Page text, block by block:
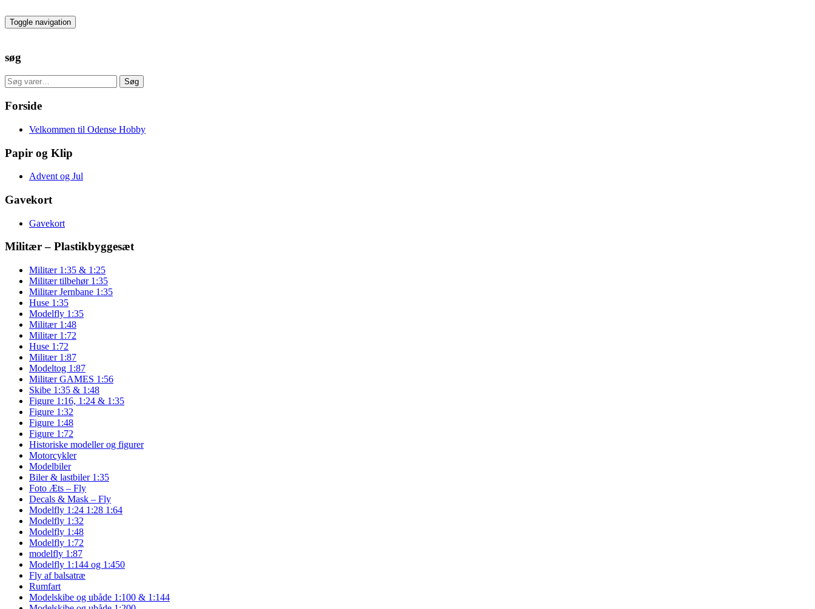
to
the
Toggle navigation
søg
Søg
efter:
Søg
Forside
Velkommen til Odense Hobby
Papir og Klip
Advent og Jul
Gavekort
Gavekort
Militær – Plastikbyggesæt
Militær 1:35 & 1:25
Militær tilbehør 1:35
Militær Jernbane 1:35
Huse 1:35
Modelfly 1:35
Militær 1:48
Militær 1:72
Huse 1:72
Militær 1:87
Modeltog 1:87
Militær GAMES 1:56
Skibe 1:35 & 1:48
Figure 1:16, 1:24 & 1:35
Figure 1:32
Figure 1:48
Figure 1:72
Historiske modeller og figurer
Motorcykler
Modelbiler
Biler & lastbiler 1:35
Foto Æts – Fly
Decals & Mask – Fly
Modelfly 1:24 1:28 1:64
Modelfly 1:32
Modelfly 1:48
Modelfly 1:72
modelfly 1:87
Modelfly 1:144 og 1:450
Fly af balsatræ
Rumfart
Modelskibe og ubåde 1:100 & 1:144